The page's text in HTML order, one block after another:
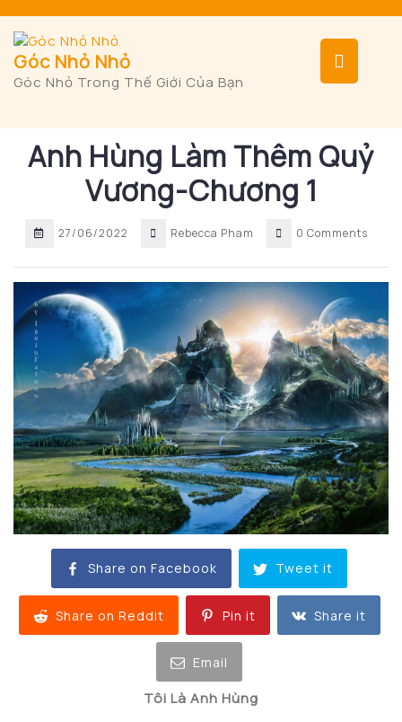
to
content
Góc Nhỏ Nhỏ
Góc Nhỏ Trong Thế Giới Của Bạn
Anh Hùng Làm Thêm Quỷ
Vương-Chương 1
27/06/2022 Rebecca Pham 0 Comments
Share on Facebook Tweet it
Share on Reddit Pin it Share it
Email
Tôi Là Anh Hùng